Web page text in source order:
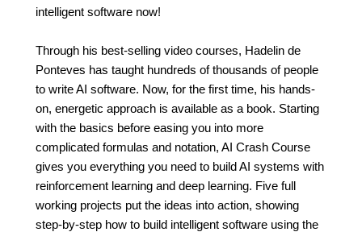
intelligent software now!
Through his best-selling video courses, Hadelin de
Ponteves has taught hundreds of thousands of people
to write AI software. Now, for the first time, his hands-
on, energetic approach is available as a book. Starting
with the basics before easing you into more
complicated formulas and notation, AI Crash Course
gives you everything you need to build AI systems with
reinforcement learning and deep learning. Five full
working projects put the ideas into action, showing
step-by-step how to build intelligent software using the